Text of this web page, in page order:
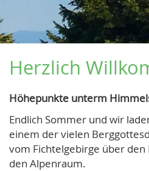
Herzlich
Höhepunkte unterm
Endlich Sommer und wir
einem der vielen
vom Fichtelgebirge über den
den Alpenraum.